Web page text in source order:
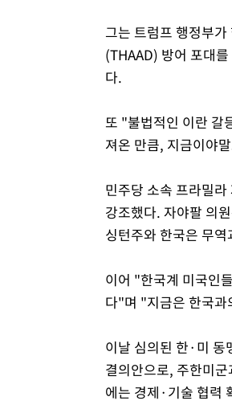
그는 트럼프 행정부
(THAAD) 방어 포대
다.
또 "불법적인 이란 갈
져온 만큼, 지금이야
민주당 소속 프라밀
강조했다. 자야팔 의
싱턴주와 한국은 무
이어 "한국계 미국인
다"며 "지금은 한국과
이날 심의된 한·미
결의안으로, 주한미
에는 경제·기술 협력